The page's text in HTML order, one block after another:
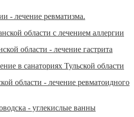
- лечение ревматизма.
области с лечением аллергии
области - лечение гастрита
в санаториях Тульской области
области - лечение ревматоидного
- углекислые ванны